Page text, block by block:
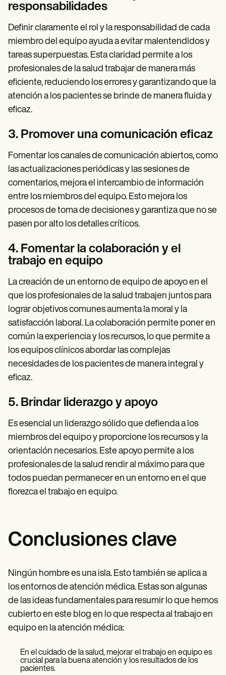
responsabilidades
Definir claramente el rol y la responsabilidad de cada
miembro del equipo ayuda a evitar malentendidos y
tareas superpuestas. Esta claridad permite a los
profesionales de la salud trabajar de manera más
eficiente, reduciendo los errores y garantizando que la
atención a los pacientes se brinde de manera fluida y
eficaz.
3. Promover una comunicación eficaz
Fomentar los canales de comunicación abiertos, como
las actualizaciones periódicas y las sesiones de
comentarios, mejora el intercambio de información
entre los miembros del equipo. Esto mejora los
procesos de toma de decisiones y garantiza que no se
pasen por alto los detalles críticos.
4. Fomentar la colaboración y el
trabajo en equipo
La creación de un entorno de equipo de apoyo en el
que los profesionales de la salud trabajen juntos para
lograr objetivos comunes aumenta la moral y la
satisfacción laboral. La colaboración permite poner en
común la experiencia y los recursos, lo que permite a
los equipos clínicos abordar las complejas
necesidades de los pacientes de manera integral y
eficaz.
5. Brindar liderazgo y apoyo
Es esencial un liderazgo sólido que defienda a los
miembros del equipo y proporcione los recursos y la
orientación necesarios. Este apoyo permite a los
profesionales de la salud rendir al máximo para que
todos puedan permanecer en un entorno en el que
florezca el trabajo en equipo.
Conclusiones clave
Ningún hombre es una isla. Esto también se aplica a
los entornos de atención médica. Estas son algunas
de las ideas fundamentales para resumir lo que hemos
cubierto en este blog en lo que respecta al trabajo en
equipo en la atención médica:
En el cuidado de la salud, mejorar el trabajo en equipo es
crucial para la buena atención y los resultados de los
pacientes.